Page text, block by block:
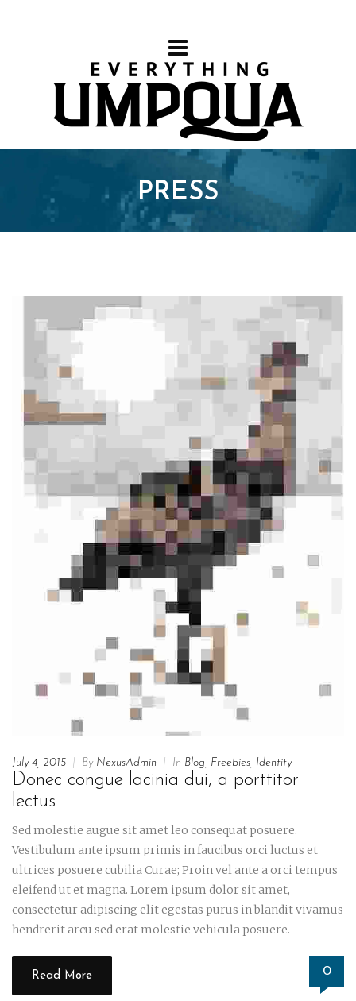
PRESS
July 4, 2015 | By NexusAdmin | In Blog Freebies Identity
Donec congue lacinia dui, a porttitor
lectus
Sed molestie augue sit amet leo consequat posuere.
Vestibulum ante ipsum primis in faucibus orci luctus et
ultrices posuere cubilia Curae; Proin vel ante a orci tempus
eleifend ut et magna. Lorem ipsum dolor sit amet,
consectetur adipiscing elit egestas purus in blandit vivamus
hendrerit arcu sed erat molestie vehicula posuere.
Read More 0